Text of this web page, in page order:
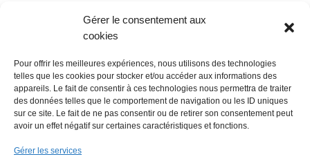
Gérer le consentement aux
cookies
Pour offrir les meilleures expériences, nous utilisons des technologies
telles que les cookies pour stocker et/ou accéder aux informations des
appareils. Le fait de consentir à ces technologies nous permettra de traiter
des données telles que le comportement de navigation ou les ID uniques
sur ce site. Le fait de ne pas consentir ou de retirer son consentement peut
avoir un effet négatif sur certaines caractéristiques et fonctions.
Gérer les services
Rivesaltes
Contactez-nous